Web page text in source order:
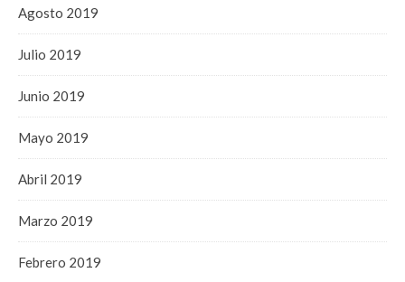
Agosto 2019
Julio 2019
Junio 2019
Mayo 2019
Abril 2019
Marzo 2019
Febrero 2019